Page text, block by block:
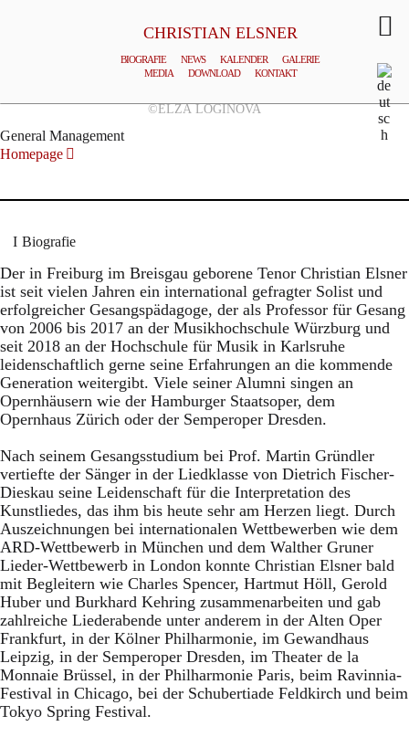
CHRISTIAN ELSNER
BIOGRAFIE NEWS KALENDER
GALERIE
MEDIA
DOWNLOAD KONTAKT
©ELZA LOGINOVA
General Management
Homepage
Biografie
Der in Freiburg im Breisgau geborene Tenor Christian Elsner
ist seit vielen Jahren ein international gefragter Solist und
erfolgreicher Gesangspädagoge, der als Professor für Gesang
von 2006 bis 2017 an der Musikhochschule Würzburg und
seit 2018 an der Hochschule für Musik in Karlsruhe
leidenschaftlich gerne seine Erfahrungen an die kommende
Generation weitergibt. Viele seiner Alumni singen an
Opernhäusern wie der Hamburger Staatsoper, dem
Opernhaus Zürich oder der Semperoper Dresden.
Nach seinem Gesangsstudium bei Prof. Martin Gründler
vertiefte der Sänger in der Liedklasse von Dietrich Fischer-
Dieskau seine Leidenschaft für die Interpretation des
Kunstliedes, das ihm bis heute sehr am Herzen liegt. Durch
Auszeichnungen bei internationalen Wettbewerben wie dem
ARD-Wettbewerb in München und dem Walther Gruner
Lieder-Wettbewerb in London konnte Christian Elsner bald
mit Begleitern wie Charles Spencer, Hartmut Höll, Gerold
Huber und Burkhard Kehring zusammenarbeiten und gab
zahlreiche Liederabende unter anderem in der Alten Oper
Frankfurt, in der Kölner Philharmonie, im Gewandhaus
Leipzig, in der Semperoper Dresden, im Theater de la
Monnaie Brüssel, in der Philharmonie Paris, beim Ravinnia-
Festival in Chicago, bei der Schubertiade Feldkirch und beim
Tokyo Spring Festival.